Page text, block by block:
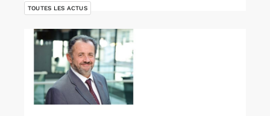
TOUTES LES ACTUS